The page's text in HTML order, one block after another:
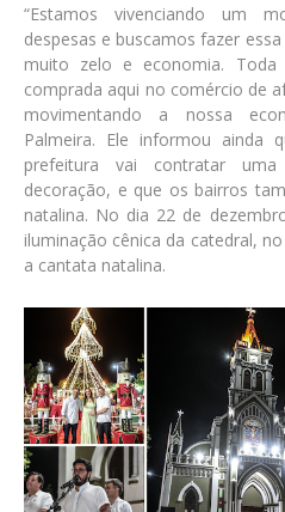
“Estamos vivenciando um
despesas e buscamos fazer
muito zelo e economia.
comprada aqui no comércio de
movimentando a nossa
Palmeira. Ele informou
prefeitura vai contratar
decoração, e que os bairros
natalina. No dia 22 de
iluminação cênica da catedral,
a cantata natalina.